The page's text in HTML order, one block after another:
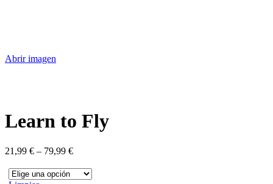
Abrir imagen
Learn to Fly
21,99 € – 79,99 €